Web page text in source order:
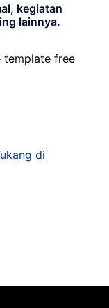
kegiatan
lainnya.
template free
di